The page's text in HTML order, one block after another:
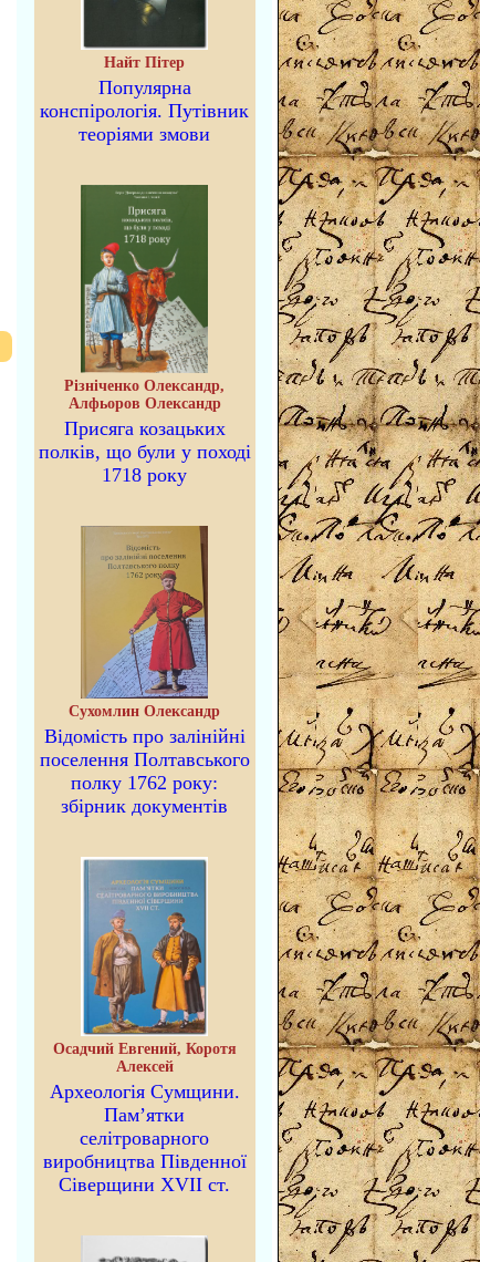
Найт Пітер
Популярна
конспірологія. Путівник
теоріями змови
Різніченко Олександр,
Алфьоров Олександр
Присяга козацьких
полків, що були у поході
1718 року
Сухомлин Олександр
Відомість про залінійні
поселення Полтавського
полку 1762 року:
збірник документів
Осадчий Евгений, Коротя
Алексей
Археологія Сумщини.
Пам’ятки
селітроварного
виробництва Південної
Сіверщини XVII ст.